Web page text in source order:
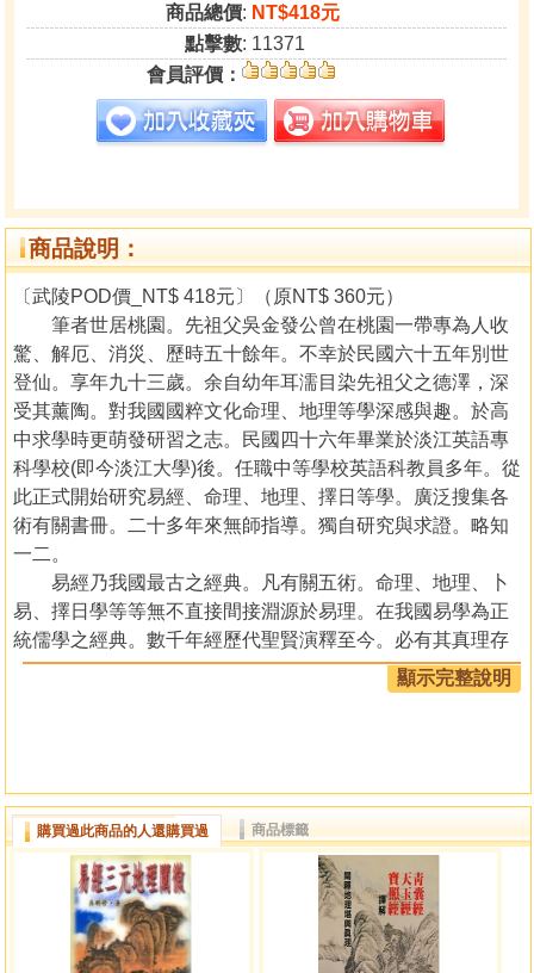
商品總價: NT$418元
點擊數: 11371
會員評價：
商品說明：
〔武陵POD價_NT$ 418元〕（原NT$ 360元）
筆者世居桃園。先祖父吳金發公曾在桃園一帶專為人收
驚、解厄、消災、歷時五十餘年。不幸於民國六十五年別世
登仙。享年九十三歲。余自幼年耳濡目染先祖父之德澤，深
受其薰陶。對我國國粹文化命理、地理等學深感與趣。於高
中求學時更萌發研習之志。民國四十六年畢業於淡江英語專
科學校(即今淡江大學)後。任職中等學校英語科教員多年。從
此正式開始研究易經、命理、地理、擇日等學。廣泛搜集各
術有關書冊。二十多年來無師指導。獨自研究與求證。略知
一二。
易經乃我國最古之經典。凡有關五術。命理、地理、卜
易、擇日學等等無不直接間接淵源於易理。在我國易學為正
統儒學之經典。數千年經歷代聖賢演釋至今。必有其真理存
在。本書乃取先賢陳希夷先生之河洛理數為依據。細加編
輯。視其繁者汰之。略者增之。取其精華。能使讀者瞭然。
惠予匡正是幸。
第一篇卦之應用
顯示完整說明
購買過此商品的人還購買過 商品標籤